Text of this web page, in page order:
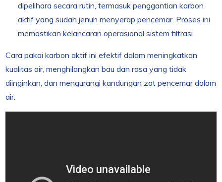
dipelihara secara rutin, termasuk penggantian karbon
aktif yang sudah jenuh menyerap pencemar. Proses ini
memastikan kelancaran operasional sistem filtrasi.
Cara pakai karbon aktif ini efektif dalam meningkatkan
kualitas air, menghilangkan bau dan rasa yang tidak
diinginkan, dan mengurangi kandungan zat pencemar dalam
air.